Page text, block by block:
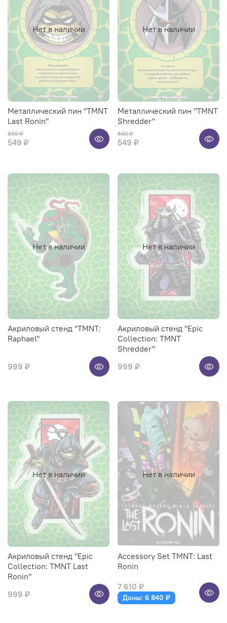
Нет в наличии
Металлический пин "TMNT
Last Ronin"
600 ₽
549 ₽
Нет в наличии
Металлический пин "TMNT
Shredder"
600 ₽
549 ₽
Нет в наличии
Акриловый стенд "TMNT:
Raphael"
999 ₽
Нет в наличии
Акриловый стенд "Epic
Collection: TMNT
Shredder"
999 ₽
Нет в наличии
Акриловый стенд "Epic
Collection: TMNT Last
Ronin"
999 ₽
Нет в наличии
Accessory Set TMNT: Last
Ronin
7 610 ₽
Доны: 6 840 ₽